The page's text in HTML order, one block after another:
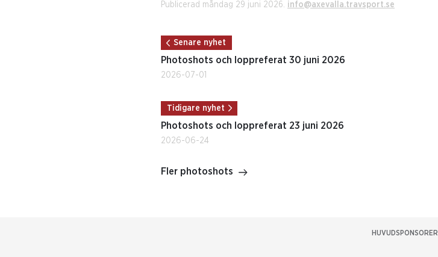
Publicerad måndag 29 juni 2026. info@axevalla.travsport.se
Senare nyhet
Photoshots och loppreferat 30 juni 2026
2026-07-01
Tidigare nyhet
Photoshots och loppreferat 23 juni 2026
2026-06-24
Fler photoshots
HUVUDSPONSORER